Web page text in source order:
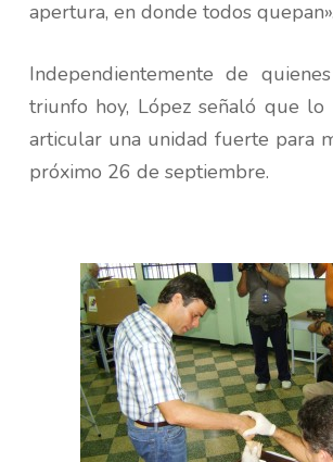
apertura, en donde todos quepan».
Independientemente de
triunfo hoy, López señaló que lo
articular una unidad fuerte para
próximo 26 de septiembre.